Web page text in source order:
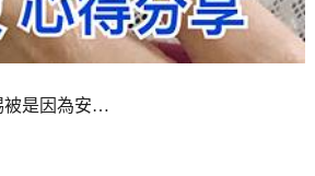
被是因為安…